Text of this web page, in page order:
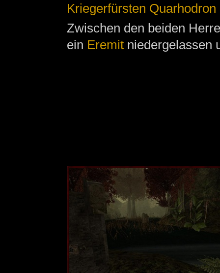
Kriegerfürsten Quarhodron
Zwischen den beiden
ein Eremitniedergelassen